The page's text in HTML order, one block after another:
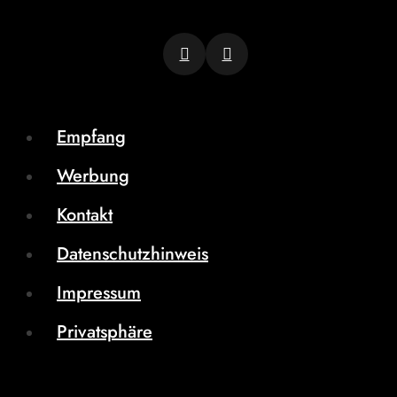
Empfang
Werbung
Kontakt
Datenschutzhinweis
Impressum
Privatsphäre